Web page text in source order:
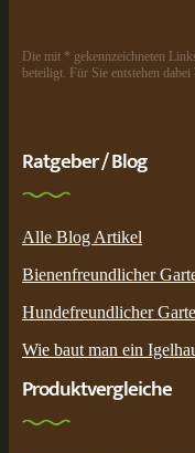
Die mit * gekennzeichneten
beteiligt. Für Sie entstehen
Ratgeber / Blog
Alle Blog Artikel
Bienenfreundlicher
Hundefreundlicher
Wie baut man ein
Produktvergleiche